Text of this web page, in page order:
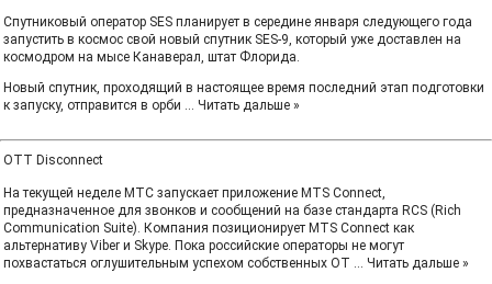
Спутниковый оператор SES планирует в середине января следующего года
запустить в космос свой новый спутник SES-9, который уже доставлен на
космодром на мысе Канаверал, штат Флорида.
Новый спутник, проходящий в настоящее время последний этап подготовки
к запуску, отправится в орби ... Читать дальше »
OTT Disconnect
На текущей неделе МТС запускает приложение MTS Connect,
предназначенное для звонков и сообщений на базе стандарта RCS (Rich
Communication Suite). Компания позиционирует MTS Connect как
альтернативу Viber и Skype. Пока российские операторы не могут
похвастаться оглушительным успехом собственных ОТ ... Читать дальше »